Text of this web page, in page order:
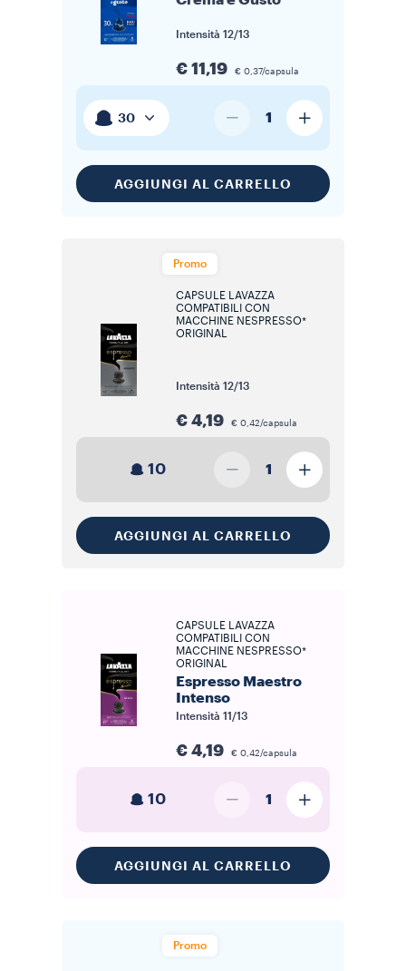
Intensità 12/13
€ 11,19 € 0,37/capsula
30 1
AGGIUNGI AL CARRELLO
Promo
CAPSULE LAVAZZA
COMPATIBILI CON
MACCHINE NESPRESSO*
ORIGINAL
Intensità 12/13
€ 4,19 € 0,42/capsula
10 1
AGGIUNGI AL CARRELLO
CAPSULE LAVAZZA
COMPATIBILI CON
MACCHINE NESPRESSO*
ORIGINAL
Espresso Maestro
Intenso
Intensità 11/13
€ 4,19 € 0,42/capsula
10 1
AGGIUNGI AL CARRELLO
Promo